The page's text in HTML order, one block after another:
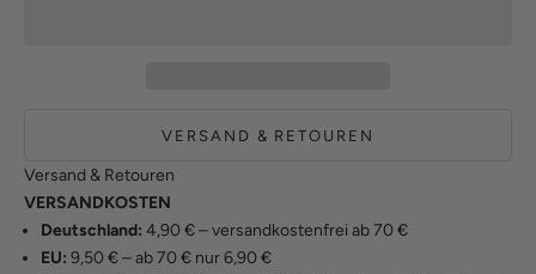
VERSAND & RETOUREN
Versand & Retouren
VERSANDKOSTEN
Deutschland: 4,90 € – versandkostenfrei ab 70 €
EU: 9,50 € – ab 70 € nur 6,90 €